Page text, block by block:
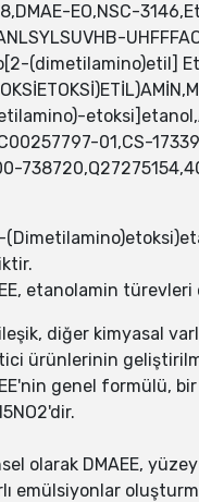
EO,NSC-
(dimetilamino)etil]
01,CS-
etanolamin
diğer kimyasal
ürünlerinin
genel formülü,
olarak DMAEE,
emülsiyonlar